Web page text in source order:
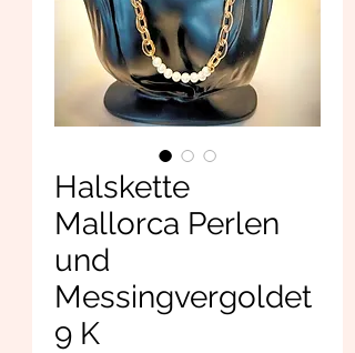
Halskette
Mallorca Perlen
und
Messingvergoldet
9 K